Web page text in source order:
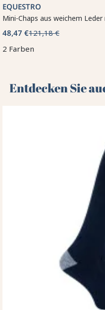
EQUESTRO
Mini-Chaps aus weichem
48,47 €121,18 €
2 Farben
Entdecken Sie